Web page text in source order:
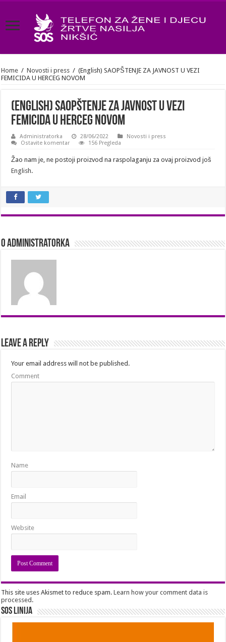
Home / Novosti i press / (English) SAOPŠTENJE ZA JAVNOST U VEZI
FEMICIDA U HERCEG NOVOM
(English) SAOPŠTENJE ZA JAVNOST U VEZI
FEMICIDA U HERCEG NOVOM
Administratorka 28/06/2022
Novosti i press
Ostavite komentar
156 Pregleda
Žao nam je, ne postoji proizvod na raspolaganju za ovaj proizvod još
English.
O Administratorka
Leave a Reply
Your email address will not be published.
Comment
Name
Email
Website
This site uses Akismet to reduce spam.Learn how your comment data is
processed .
SOS Linija